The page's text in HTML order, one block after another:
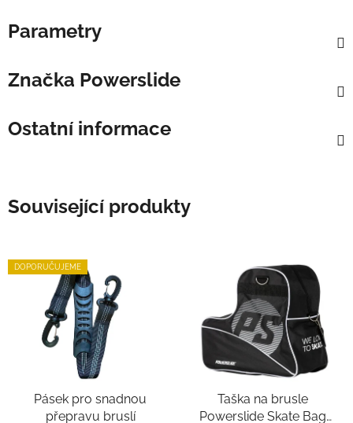
Parametry
Značka Powerslide
Ostatní informace
Související produkty
DOPORUČUJEME
Pásek pro snadnou
přepravu bruslí
Taška na brusle
Powerslide Skate Bag